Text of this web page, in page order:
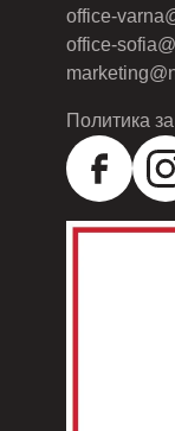
office-
office-
Политика